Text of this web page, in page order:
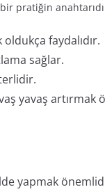
pratiğin
faydalıdır.
sağlar.
yavaş artırmak
yapmak